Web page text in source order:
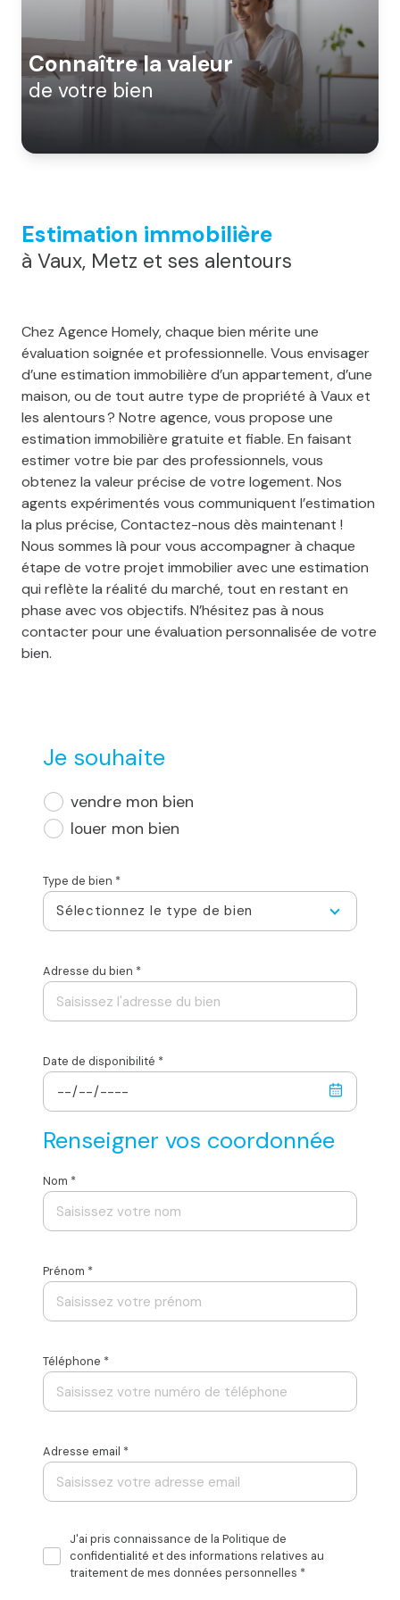
agence
alerte
e-
contact
Connaître la valeur
de votre bien
Estimation immobilière
à Vaux, Metz et ses alentours
Chez Agence Homely, chaque bien mérite une
évaluation soignée et professionnelle. Vous envisager
d’une estimation immobilière d’un appartement, d’une
maison, ou de tout autre type de propriété à Vaux et
les alentours ? Notre agence, vous propose une
estimation immobilière gratuite et fiable. En faisant
estimer votre bie par des professionnels, vous
obtenez la valeur précise de votre logement. Nos
agents expérimentés vous communiquent l’estimation
la plus précise, Contactez-nous dès maintenant !
Nous sommes là pour vous accompagner à chaque
étape de votre projet immobilier avec une estimation
qui reflète la réalité du marché, tout en restant en
phase avec vos objectifs. N’hésitez pas à nous
contacter pour une évaluation personnalisée de votre
bien.
Je souhaite
vendre mon bien
louer mon bien
Type de bien *
Sélectionnez le type de bien
Adresse du bien *
Date de disponibilité *
Renseigner vos coordonnée
Nom *
Prénom *
Téléphone *
Adresse email *
J'ai pris connaissance de la Politique de
confidentialité et des informations relatives au
traitement de mes données personnelles *